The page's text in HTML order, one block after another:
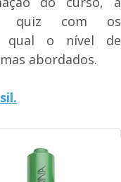
quiz com os
qual o nível de
abordados.